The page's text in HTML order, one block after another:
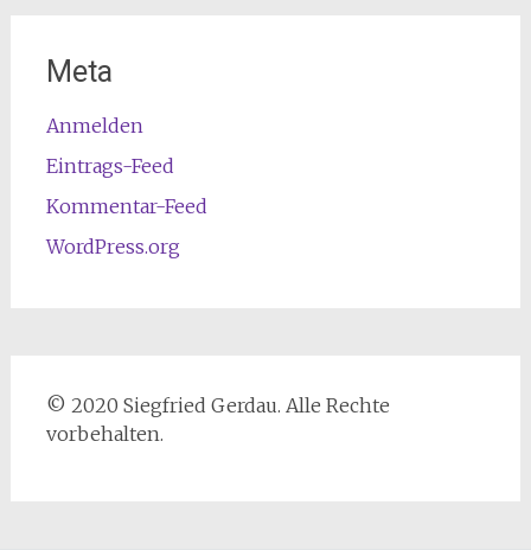
Meta
Anmelden
Eintrags-Feed
Kommentar-Feed
WordPress.org
© 2020 Siegfried Gerdau. Alle Rechte
vorbehalten.